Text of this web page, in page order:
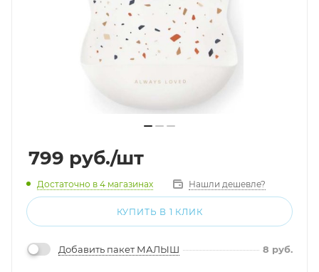
799 руб./шт
Достаточно в 4 магазинах Нашли дешевле?
КУПИТЬ В 1 КЛИК
Добавить пакет МАЛЫШ 8 руб.